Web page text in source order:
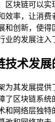
区块链可以实
效率，让消费
和创新，使得
业的发展注入
技术发展
为其发展提供
了区块链系统
和网络层独特